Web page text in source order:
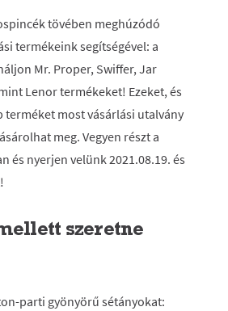
tövében meghúzódó
termékeink segítségével: a
Mr. Proper, Swiffer, Jar
Lenor termékeket! Ezeket, és
terméket most vásárlási utalvány
meg. Vegyen részt a
és nyerjen velünk 2021.08.19. és
szeretne
parti gyönyörű sétányokat: